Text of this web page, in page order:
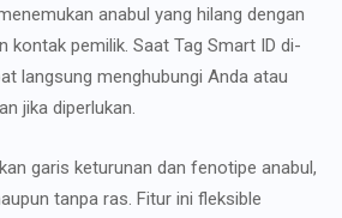
anabul yang hilang dengan
kontak pemilik. Saat Tag Smart ID di-
langsung menghubungi Anda atau
jika diperlukan.
garis keturunan dan fenotipe anabul,
tanpa ras. Fitur ini fleksible